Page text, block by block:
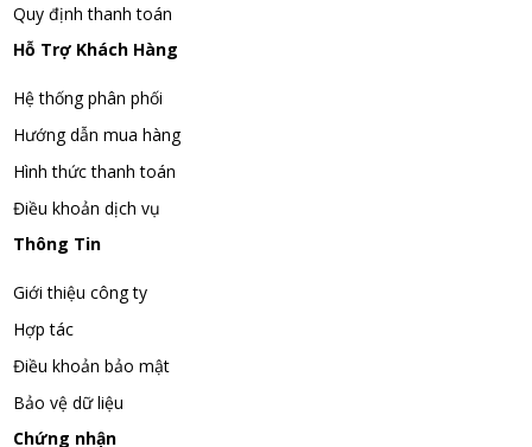
Quy định thanh toán
Hỗ Trợ Khách Hàng
Hệ thống phân phối
Hướng dẫn mua hàng
Hình thức thanh toán
Điều khoản dịch vụ
Thông Tin
Giới thiệu công ty
Hợp tác
Điều khoản bảo mật
Bảo vệ dữ liệu
Chứng nhận